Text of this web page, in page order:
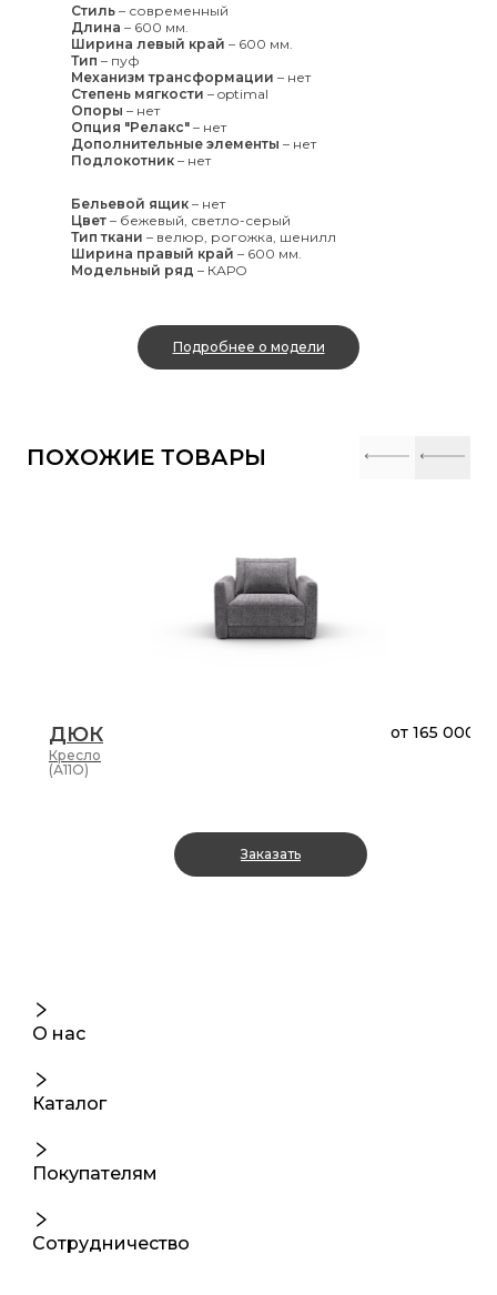
Стиль – современный
Длина – 600 мм.
Ширина левый край – 600 мм.
Тип – пуф
Механизм трансформации – нет
Степень мягкости – optimal
Опоры – нет
Опция "Релакс" – нет
Дополнительные элементы – нет
Подлокотник – нет
Бельевой ящик – нет
Цвет – бежевый, светло-серый
Тип ткани – велюр, рогожка, шенилл
Ширина правый край – 600 мм.
Модельный ряд – КАРО
Подробнее о модели
ПОХОЖИЕ ТОВАРЫ
ДЮК
Кресло
от 165 000 ₽
(А11О)
Заказать
О нас
Каталог
Покупателям
Сотрудничество